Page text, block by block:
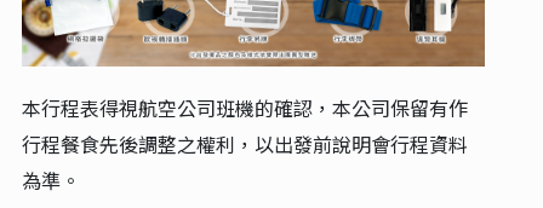
本行程表得視航空公司班機的確認，本公司保留有作
行程餐食先後調整之權利，以出發前說明會行程資料
為準。